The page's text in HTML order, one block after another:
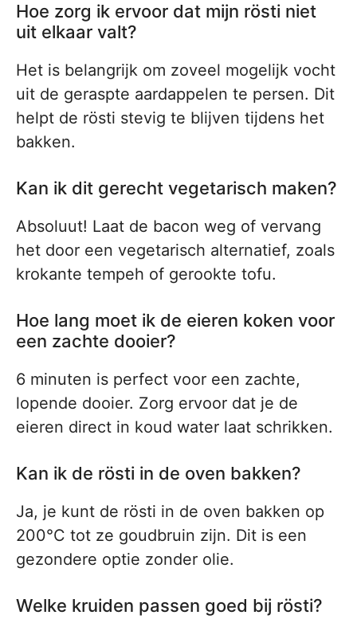
Hoe zorg ik ervoor dat mijn rösti niet
uit elkaar valt?
Het is belangrijk om zoveel mogelijk vocht
uit de geraspte aardappelen te persen. Dit
helpt de rösti stevig te blijven tijdens het
bakken.
Kan ik dit gerecht vegetarisch maken?
Absoluut! Laat de bacon weg of vervang
het door een vegetarisch alternatief, zoals
krokante tempeh of gerookte tofu.
Hoe lang moet ik de eieren koken voor
een zachte dooier?
6 minuten is perfect voor een zachte,
lopende dooier. Zorg ervoor dat je de
eieren direct in koud water laat schrikken.
Kan ik de rösti in de oven bakken?
Ja, je kunt de rösti in de oven bakken op
200°C tot ze goudbruin zijn. Dit is een
gezondere optie zonder olie.
Welke kruiden passen goed bij rösti?